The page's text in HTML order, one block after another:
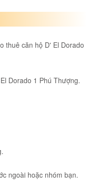
thuê căn hộ D' El Dorado
Dorado 1 Phú Thượng.
ngoài hoặc nhóm bạn.